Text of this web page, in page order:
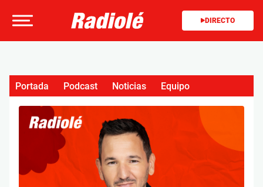
DIRECTO
Portada Podcast Noticias Equipo